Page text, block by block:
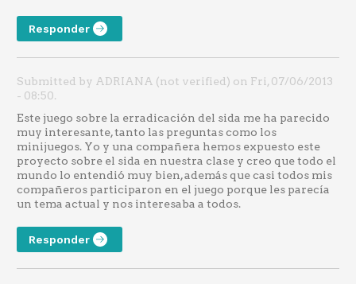
Responder
Submitted by ADRIANA (not verified) on Fri, 07/06/2013
- 08:50.
Este juego sobre la erradicación del sida me ha parecido
muy interesante, tanto las preguntas como los
minijuegos. Yo y una compañera hemos expuesto este
proyecto sobre el sida en nuestra clase y creo que todo el
mundo lo entendió muy bien, además que casi todos mis
compañeros participaron en el juego porque les parecía
un tema actual y nos interesaba a todos.
Responder